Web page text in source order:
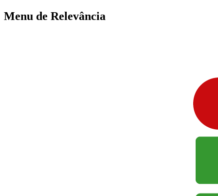
Menu de Relevância